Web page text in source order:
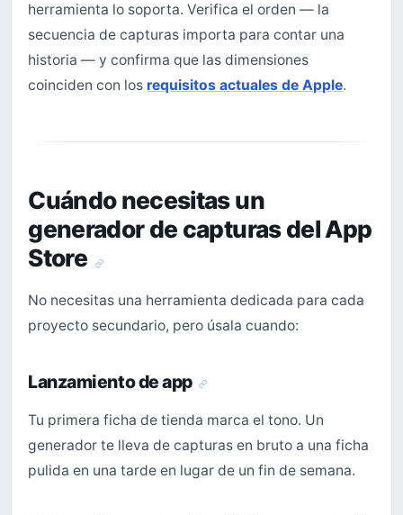
herramienta lo soporta. Verifica el orden — la
secuencia de capturas importa para contar una
historia — y confirma que las dimensiones
coinciden con los requisitos actuales de Apple.
Cuándo necesitas un
generador de capturas del App
Store
No necesitas una herramienta dedicada para cada
proyecto secundario, pero úsala cuando:
Lanzamiento de app
Tu primera ficha de tienda marca el tono. Un
generador te lleva de capturas en bruto a una ficha
pulida en una tarde en lugar de un fin de semana.